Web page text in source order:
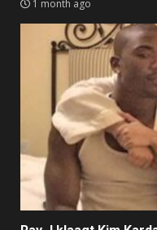
1 month ago